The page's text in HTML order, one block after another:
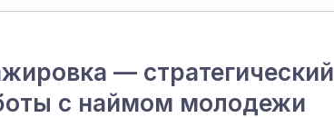
— стратегический
с наймом молодежи